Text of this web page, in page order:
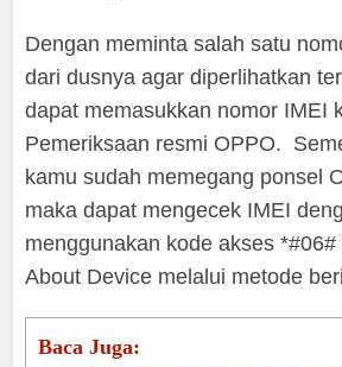
Dengan meminta salah satu
dari dusnya agar diperlihatkan
dapat memasukkan nomor IMEI
Pemeriksaan resmi OPPO.
kamu sudah memegang ponsel
maka dapat mengecek IMEI
menggunakan kode akses
About Device melalui metode
Baca Juga: